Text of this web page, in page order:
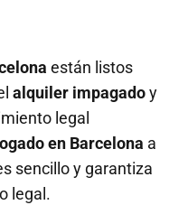
están listos
alquiler impagadoy
legal
en Barcelona a
sencillo y garantiza
legal.